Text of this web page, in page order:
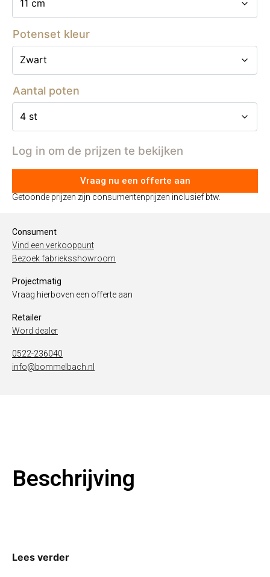
Potenset kleur
Aantal poten
Log in om de prijzen te bekijken
Vraag nu een offerte aan
Getoonde prijzen zijn consumentenprijzen inclusief btw.
Consument
Vind een verkooppunt
Bezoek fabrieksshowroom
Projectmatig
Vraag hierboven een offerte aan
Retailer
Word dealer
0522-236040
info@bommelbach.nl
Beschrijving
Lees verder